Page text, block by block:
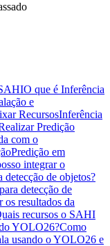
O que é Inferência
e
RecursosInferência
Predição
com o
Predição em
integrar o
de objetos?
detecção de
os resultados da
recursos o SAHI
YOLO26?Como
usando o YOLO26 e